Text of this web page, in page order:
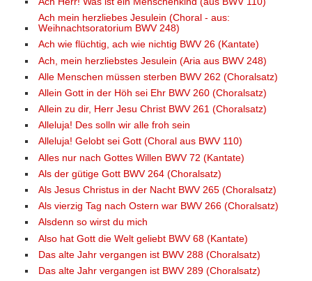
Ach mein herzliebes Jesulein (Choral - aus:
Weihnachtsoratorium BWV 248)
Ach wie flüchtig, ach wie nichtig BWV 26 (Kantate)
Ach, mein herzliebstes Jesulein (Aria aus BWV 248)
Alle Menschen müssen sterben BWV 262 (Choralsatz)
Allein Gott in der Höh sei Ehr BWV 260 (Choralsatz)
Allein zu dir, Herr Jesu Christ BWV 261 (Choralsatz)
Alleluja! Des solln wir alle froh sein
Alleluja! Gelobt sei Gott (Choral aus BWV 110)
Alles nur nach Gottes Willen BWV 72 (Kantate)
Als der gütige Gott BWV 264 (Choralsatz)
Als Jesus Christus in der Nacht BWV 265 (Choralsatz)
Als vierzig Tag nach Ostern war BWV 266 (Choralsatz)
Alsdenn so wirst du mich
Also hat Gott die Welt geliebt BWV 68 (Kantate)
Das alte Jahr vergangen ist BWV 288 (Choralsatz)
Das alte Jahr vergangen ist BWV 289 (Choralsatz)